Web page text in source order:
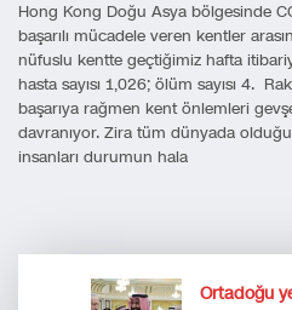
Hong Kong Doğu Asya bölgesinde
başarılı mücadele veren kentler
nüfuslu kentte geçtiğimiz hafta
hasta sayısı 1,026; ölüm sayısı 4.
başarıya rağmen kent önlemleri
davranıyor. Zira tüm dünyada
insanları durumun hala
Ortadoğu